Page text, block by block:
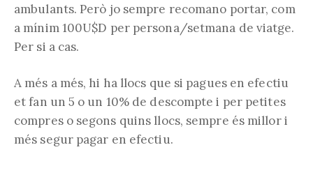
ambulants. Però jo sempre recomano portar, com
a mínim 100U$D per persona/setmana de viatge.
Per si a cas.
A més a més, hi ha llocs que si pagues en efectiu
et fan un 5 o un 10% de descompte i per petites
compres o segons quins llocs, sempre és millor i
més segur pagar en efectiu.